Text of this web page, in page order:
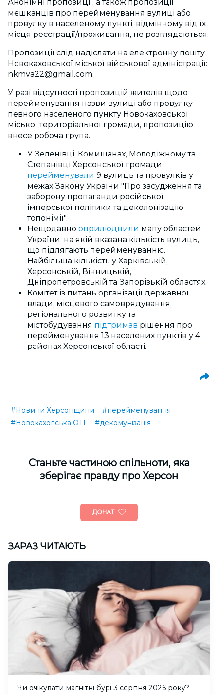
Анонімні пропозиції, а також пропозиції
мешканців про перейменування вулиці або
провулку в населеному пункті, відмінному від їх
місця реєстрації/проживання, не розглядаються.
Пропозиції слід надіслати на електронну пошту
Новокаховської міської військової адміністрації:
nkmva22@gmail.com.
У разі відсутності пропозицій жителів щодо
перейменування назви вулиці або провулку
певного населеного пункту Новокаховської
міської територіальної громади, пропозицію
внесе робоча група.
У Зеленівці, Комишанах, Молодіжному та
Степанівці Херсонської громади
перейменували 9 вулиць та провулків у
межах Закону України "Про засудження та
заборону пропаганди російської
імперської політики та деколонізацію
топонімії".
Нещодавно оприлюднили мапу областей
України, на якій вказана кількість вулиць,
що підлягають перейменуванню.
Найбільша кількість у Харківській,
Херсонській, Вінницькій,
Дніпропетровській та Запорізькій областях.
Комітет із питань організації державної
влади, місцевого самоврядування,
регіонального розвитку та
містобудування підтримав рішення про
перейменування 13 населених пунктів у 4
районах Херсонської області.
#Новини Херсонщини
#перейменування
#Новокаховська ОТГ
#декомунізація
Cтаньте частиною спільноти, яка
зберігає правду про Херсон
ДОНАТ
ЗАРАЗ ЧИТАЮТЬ
Чи очікувати магнітні бурі 3 серпня 2026 року?